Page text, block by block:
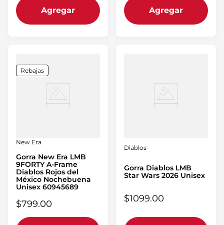
Agregar Agregar
Rebajas
New Era
Gorra New Era LMB
9FORTY A-Frame
Diablos Rojos del
México Nochebuena
Unisex 60945689
$799.00
Diablos
Gorra Diablos LMB
Star Wars 2026 Unisex
$1099.00